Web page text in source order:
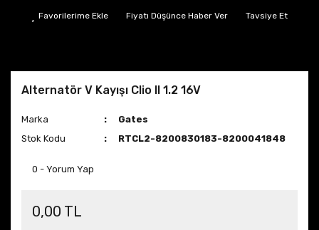
Fiyatı Düşünce Haber Ver Tavsiye Et
Alternatör V Kayışı Clio II 1.2 16V
Marka
Gates
Stok Kodu
RTCL2-8200830183-8200041848
0 - Yorum Yap
0,00 TL